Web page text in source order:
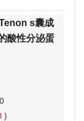
s囊成
酸性分泌蛋
)